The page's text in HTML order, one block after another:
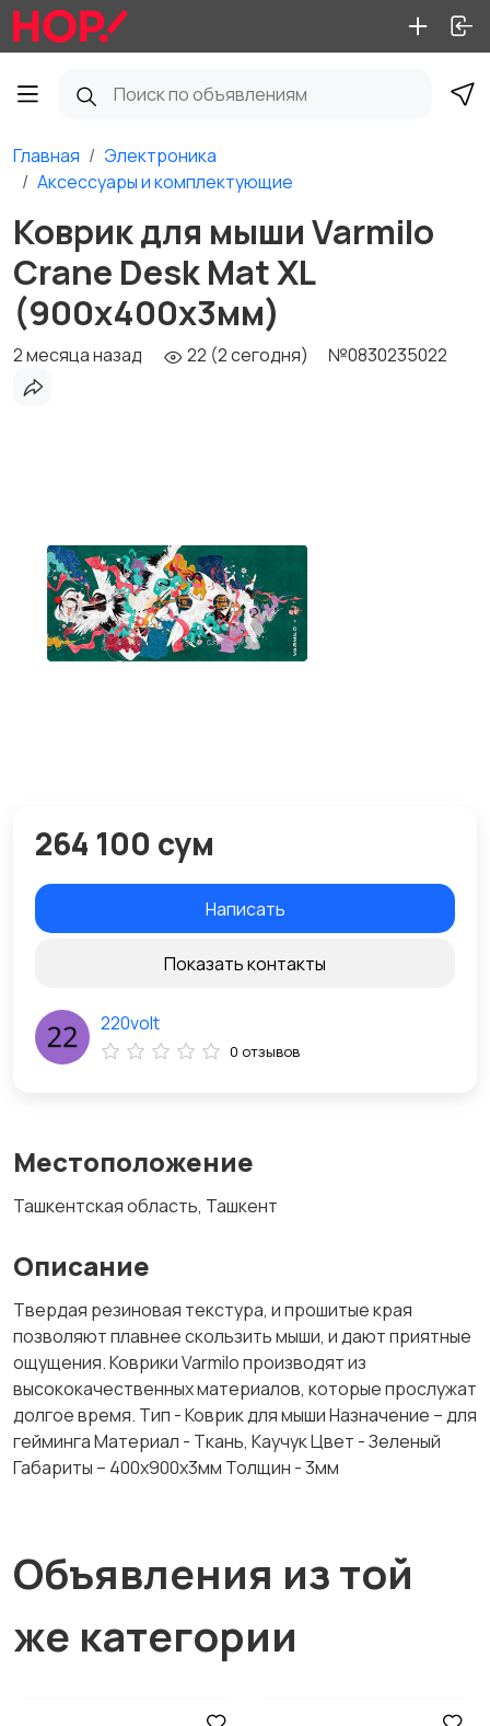
Главная
Электроника
Аксессуары и комплектующие
Коврик для мыши Varmilo
Crane Desk Mat XL
(900х400х3мм)
2 месяца назад 22 (2 сегодня) №0830235022
Местоположение
Ташкентская область, Ташкент
Описание
Твердая резиновая текстура, и прошитые края
позволяют плавнее скользить мыши, и дают приятные
ощущения. Коврики Varmilo производят из
высококачественных материалов, которые прослужат
долгое время. Тип - Коврик для мыши Назначение – для
гейминга Материал - Ткань, Каучук Цвет - Зеленый
Габариты – 400x900х3мм Толщин - 3мм
264 100 сум
Написать
Показать контакты
220volt
0 отзывов
Объявления из той
же категории